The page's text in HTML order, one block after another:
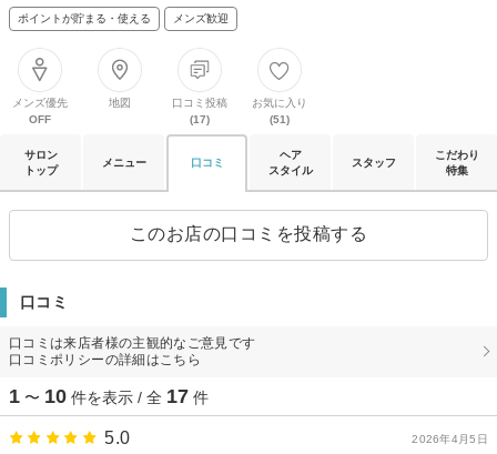
ポイントが貯まる・使える メンズ歓迎
メンズ優先
OFF
地図
口コミ投稿
(17)
お気に入り
(51)
サロン
トップ
メニュー 口コミ
ヘア
スタイル
スタッフ
こだわり
特集
このお店の口コミを投稿する
口コミ
口コミは来店者様の主観的なご意見です
口コミポリシーの詳細はこちら
1 〜 10 件を表示 / 全 17 件
2026年4月5日
5.0